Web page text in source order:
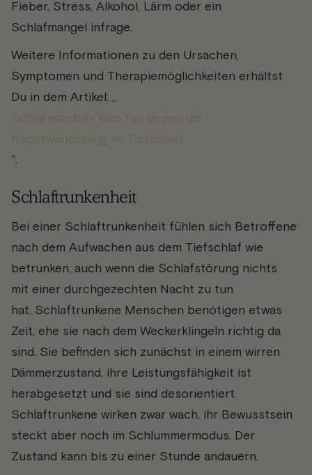
Fieber, Stress, Alkohol, Lärm oder ein
Schlafmangel infrage.
Weitere Informationen zu den Ursachen,
Symptomen und Therapiemöglichkeiten erhältst
Du in dem Artikel: „
Schlafwandeln: Was tun gegen die
Nachtwanderung im Tiefschlaf
“.
Schlaftrunkenheit
Bei einer Schlaftrunkenheit fühlen sich Betroffene
nach dem Aufwachen aus dem Tiefschlaf wie
betrunken, auch wenn die Schlafstörung nichts
mit einer durchgezechten Nacht zu tun
hat. Schlaftrunkene Menschen benötigen etwas
Zeit, ehe sie nach dem Weckerklingeln richtig da
sind. Sie befinden sich zunächst in einem wirren
Dämmerzustand, ihre Leistungsfähigkeit ist
herabgesetzt und sie sind desorientiert.
Schlaftrunkene wirken zwar wach, ihr Bewusstsein
steckt aber noch im Schlummermodus. Der
Zustand kann bis zu einer Stunde andauern.